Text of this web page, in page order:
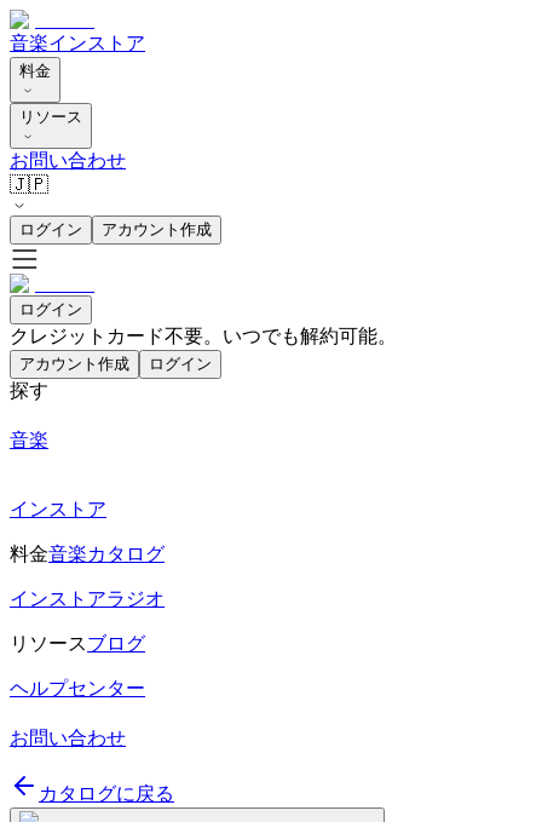
音楽インストア
料金
リソース
お問い合わせ
🇯🇵
ログイン アカウント作成
ログイン
クレジットカード不要。いつでも解約可能。
アカウント作成 ログイン
探す
音楽
インストア
料金音楽カタログ
インストアラジオ
リソースブログ
ヘルプセンター
お問い合わせ
カタログに戻る